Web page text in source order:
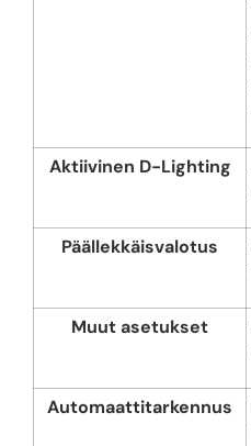
Aktiivinen D-Lighting
Päällekkäisvalotus
Muut asetukset
Automaattitarkennus